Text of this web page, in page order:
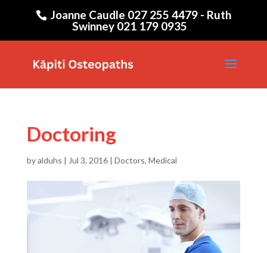
Joanne Caudle 027 255 4479 - Ruth
Swinney 021 179 0935
Doctoring
byalduhs | Jul 3, 2016| Doctors, Medical